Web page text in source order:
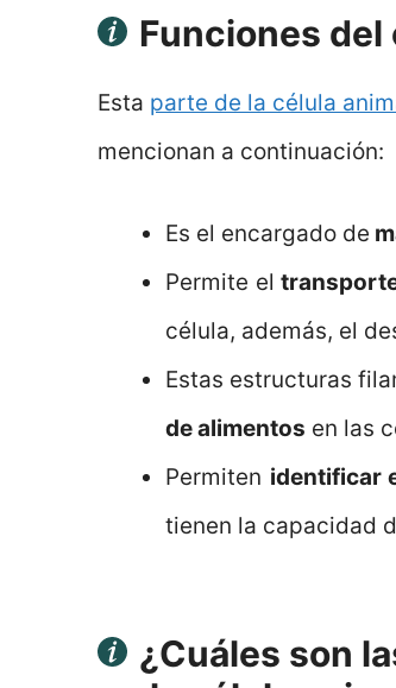
Funciones
Esta parte de la célula
mencionan a continuación:
Es el encargado de
Permite el
célula, además, el
Estas estructuras
de alimentos en las
Permiten identificar
tienen la capacidad
¿Cuáles son